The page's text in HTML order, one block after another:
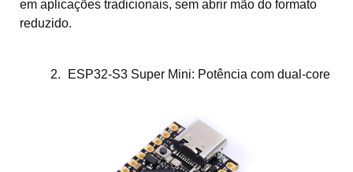
em aplicações tradicionais, sem abrir mão do formato
reduzido.
ESP32-S3 Super Mini: Potência com dual-core